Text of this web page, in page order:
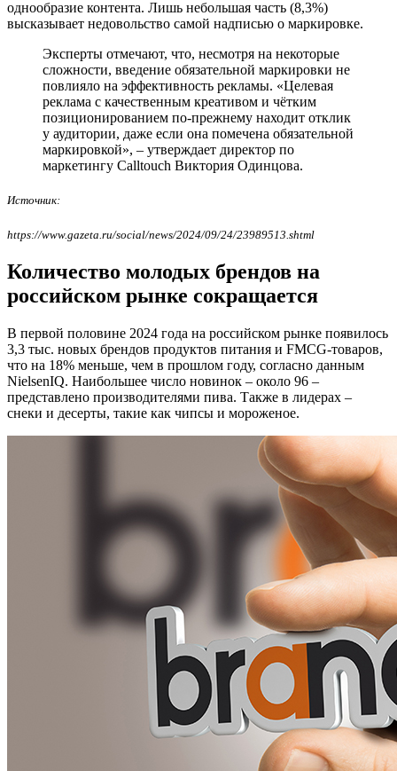
однообразие контента. Лишь небольшая часть (8,3%)
высказывает недовольство самой надписью о маркировке.
Эксперты отмечают, что, несмотря на некоторые
сложности, введение обязательной маркировки не
повлияло на эффективность рекламы. «Целевая
реклама с качественным креативом и чётким
позиционированием по-прежнему находит отклик
у аудитории, даже если она помечена обязательной
маркировкой», – утверждает директор по
маркетингу Calltouch Виктория Одинцова.
Источник:
https://www.gazeta.ru/social/news/2024/09/24/23989513.shtml
Количество молодых брендов на
российском рынке сокращается
В первой половине 2024 года на российском рынке появилось
3,3 тыс. новых брендов продуктов питания и FMCG-товаров,
что на 18% меньше, чем в прошлом году, согласно данным
NielsenIQ. Наибольшее число новинок – около 96 –
представлено производителями пива. Также в лидерах –
снеки и десерты, такие как чипсы и мороженое.